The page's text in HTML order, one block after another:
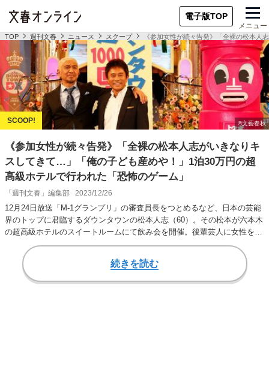
電子版TOP
メニュー
TOP 週刊文春 ニュース スクープ 《参加女性が続々告発》「全裸の松本
《参加女性が続々告発》「全裸の松本人志がいきなりキ
スしてきて…」「俺の子ども産めや！」1泊30万円の超
高級ホテルで行われた「恐怖のゲーム」
「週刊文春」編集部 2023/12/26
12月24日放送「M-1グランプリ」の審査員長をつとめるなど、日本の芸能
界のトップに君臨するダウンタウンの松本人志（60）。その松本が六本木
の超高級ホテルのスイートルームにて飲み会を開催。後輩芸人に女性を集
めさせ、…
続きを読む